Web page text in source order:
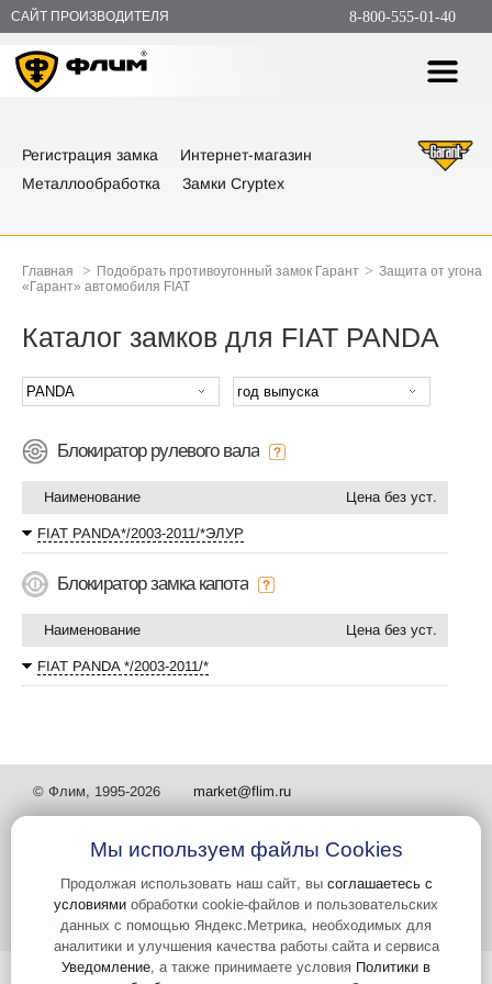
САЙТ ПРОИЗВОДИТЕЛЯ 8-800-555-01-40
Регистрация замка
Интернет-магазин
Металлообработка
Замки Cryptex
Главная > Подобрать противоугонный замок Гарант > Защита от угона
«Гарант» автомобиля FIAT
Каталог замков для FIAT PANDA
Блокиратор рулевого вала
Наименование Цена без уст.
FIAT PANDA*/2003-2011/*ЭЛУР
Блокиратор замка капота
Наименование Цена без уст.
FIAT PANDA */2003-2011/*
© Флим, 1995-2026 market@flim.ru
Задать вопрос Контакты
Интернет-сайт носит информационный характер и не является
Мы используем файлы Cookies
Продолжая использовать наш сайт, вы соглашаетесь с
условиями обработки cookie-файлов и пользовательских
данных с помощью Яндекс.Метрика, необходимых для
аналитики и улучшения качества работы сайта и сервиса
Уведомление, а также принимаете условия Политики в